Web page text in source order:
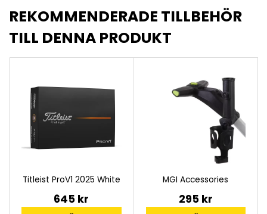
REKOMMENDERADE TILLBEHÖR
TILL DENNA PRODUKT
Titleist ProV1 2025 White
645 kr
MGI Accessories
295 kr